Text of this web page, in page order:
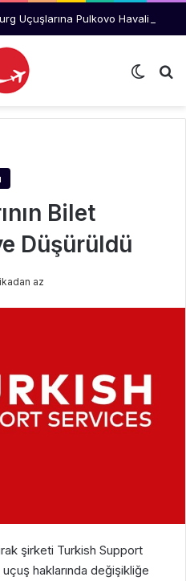
Dış
Bilet
Düşürüldü
az
şirketi Turkish Support
uçuş haklarında değişikliğe